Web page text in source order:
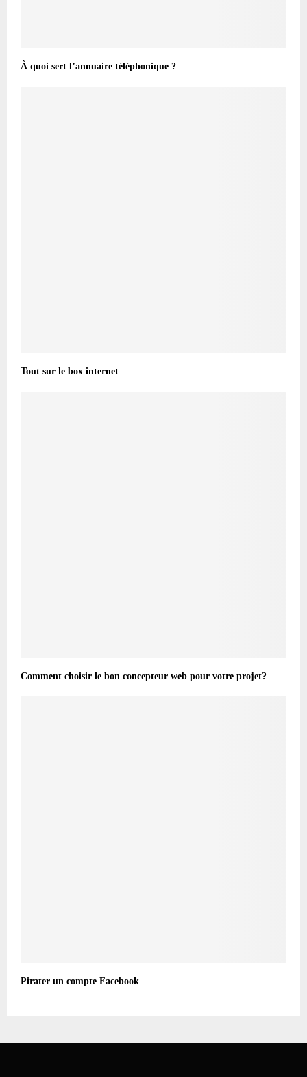
À quoi sert l’annuaire téléphonique ?
Tout sur le box internet
Comment choisir le bon concepteur web pour votre projet?
Pirater un compte Facebook